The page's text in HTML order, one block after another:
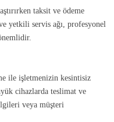
taksit ve ödeme
yetkili servis ağı, profesyonel
ile işletmenizin kesintisiz
cihazlarda teslimat ve
veya müşteri